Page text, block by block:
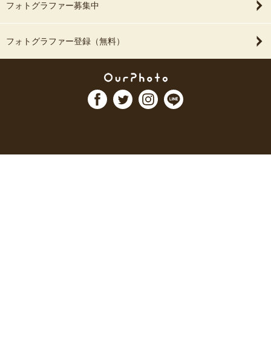
フォトグラファー募集中
フォトグラファー登録（無料）